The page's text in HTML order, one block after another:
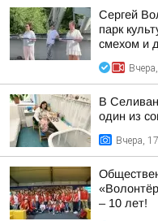
Сергей
парк
смехом и
В
один из
Вчера,
– 10 лет!